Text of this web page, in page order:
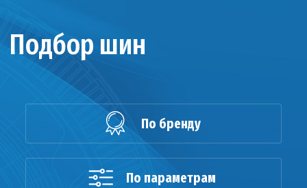
Подбор шин
По бренду
По параметрам